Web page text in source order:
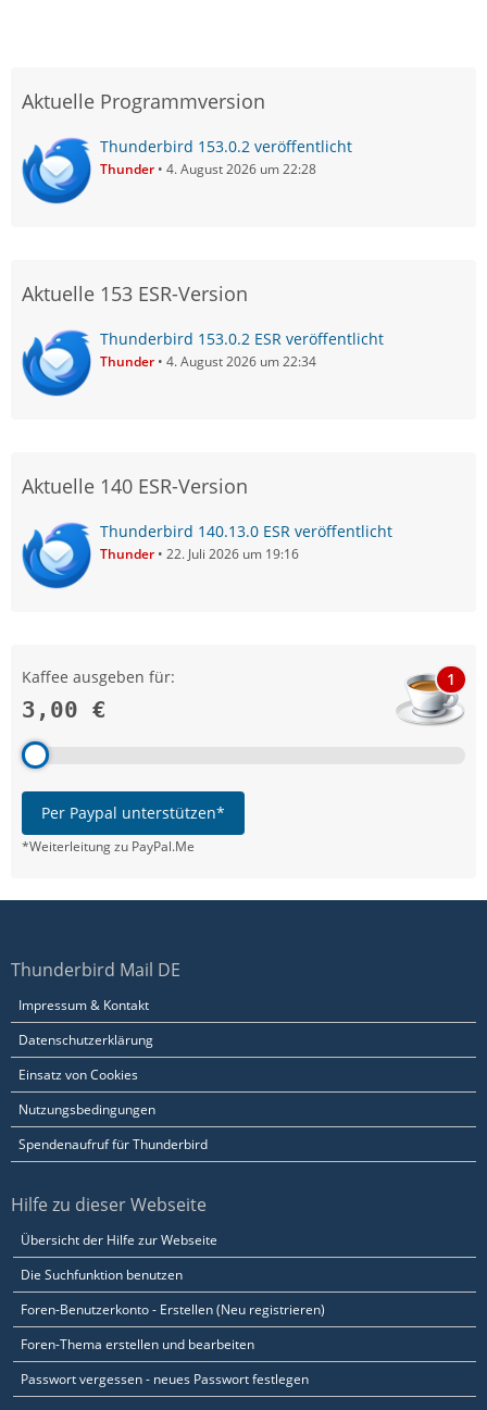
Aktuelle Programmversion
Thunderbird 153.0.2 veröffentlicht
Thunder 4. August 2026 um 22:28
Aktuelle 153 ESR-Version
Thunderbird 153.0.2 ESR veröffentlicht
Thunder 4. August 2026 um 22:34
Aktuelle 140 ESR-Version
Thunderbird 140.13.0 ESR veröffentlicht
Thunder 22. Juli 2026 um 19:16
Kaffee ausgeben für:
3,00 €
1
Per Paypal unterstützen*
*Weiterleitung zu PayPal.Me
Thunderbird Mail DE
Impressum & Kontakt
Datenschutzerklärung
Einsatz von Cookies
Nutzungsbedingungen
Spendenaufruf für Thunderbird
Hilfe zu dieser Webseite
Übersicht der Hilfe zur Webseite
Die Suchfunktion benutzen
Foren-Benutzerkonto - Erstellen (Neu registrieren)
Foren-Thema erstellen und bearbeiten
Passwort vergessen - neues Passwort festlegen